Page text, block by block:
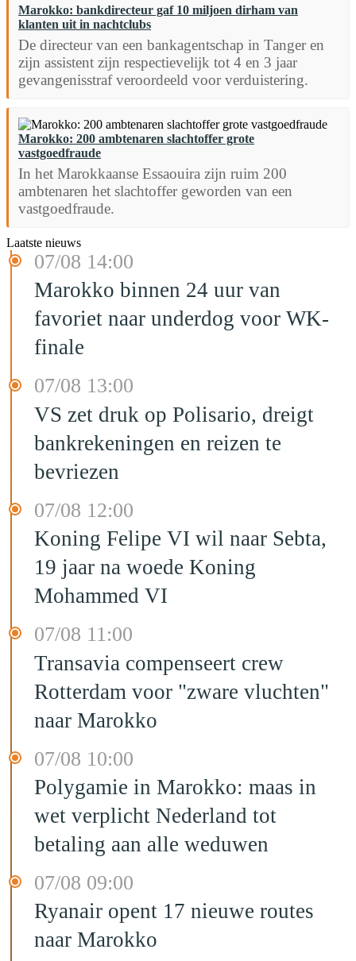
Marokko: bankdirecteur gaf 10 miljoen dirham van
klanten uit in nachtclubs
De directeur van een bankagentschap in Tanger en
zijn assistent zijn respectievelijk tot 4 en 3 jaar
gevangenisstraf veroordeeld voor verduistering.
Marokko: 200 ambtenaren slachtoffer grote
vastgoedfraude
In het Marokkaanse Essaouira zijn ruim 200
ambtenaren het slachtoffer geworden van een
vastgoedfraude.
Laatste nieuws
07/08 14:00
Marokko binnen 24 uur van
favoriet naar underdog voor WK-
finale
07/08 13:00
VS zet druk op Polisario, dreigt
bankrekeningen en reizen te
bevriezen
07/08 12:00
Koning Felipe VI wil naar Sebta,
19 jaar na woede Koning
Mohammed VI
07/08 11:00
Transavia compenseert crew
Rotterdam voor "zware vluchten"
naar Marokko
07/08 10:00
Polygamie in Marokko: maas in
wet verplicht Nederland tot
betaling aan alle weduwen
07/08 09:00
Ryanair opent 17 nieuwe routes
naar Marokko